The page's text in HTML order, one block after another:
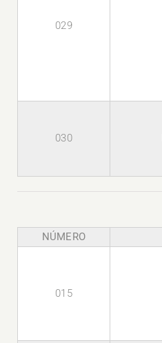
029
030
NÚMERO
015